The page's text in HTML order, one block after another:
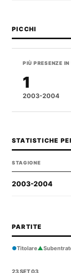
PICCHI
PIÙ PRESENZE
1
2003-2004
STATISTICHE
STAGIONE
2003-2004
PARTITE
●Titolare▲
23 SET 03